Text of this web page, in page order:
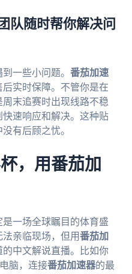
队随时帮你解决问
一些小问题。 番茄加速
实时保障。不管你是在
末追赛时出现线路不稳
速响应和解决。这种贴
有后顾之忧。
，用番茄加
一场全球瞩目的体育盛
亲临现场，但用番茄加
中文解说直播。比如你
脑，连接番茄加速器的最